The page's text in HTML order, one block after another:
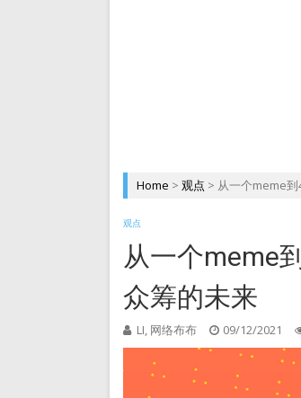
Home > 观点 > 从一个meme
观点
从一个meme
众筹的未来
LI, 网络布布 09/12/2021